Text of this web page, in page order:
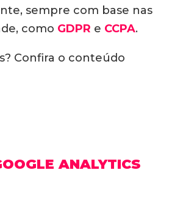
sempre com base nas
como GDPR e CCPA.
Confira o conteúdo
ANALYTICS